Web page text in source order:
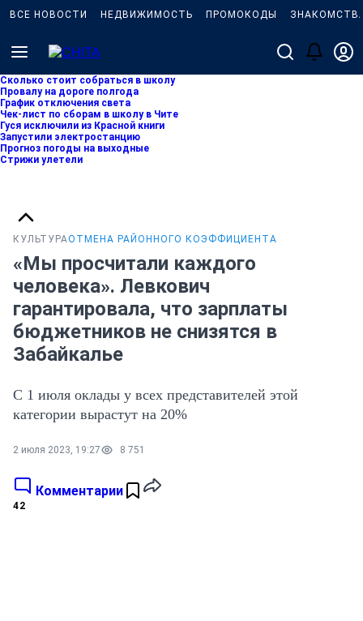
ВСЕ НОВОСТИ НЕДВИЖИМОСТЬ ПРОМОКОДЫ
Сколько стоит собраться в школу
Провалу на дороге полгода
График отключения света
Чек-лист по сборам в школу в Чите
Гуся исключили из Красной книги
Запустили электростанцию
Прогноз погоды на выходные
Стрижи улетели
КУЛЬТУРАОТМЕНА РАЙОННОГО КОЭФФИЦИЕНТА
«Мы просчитали каждого
человека». Левкович
гарантировала, что зарплаты
бюджетников не снизятся в
Забайкалье
С 1 июля оклады у всех представителей этой
категории вырастут на 20%
2 июля 2023, 19:27 8 751
Комментарии
42